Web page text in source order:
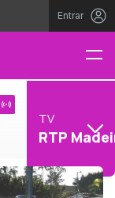
Entrar
TV
RTP